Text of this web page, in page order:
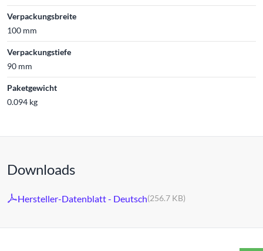
Verpackungsbreite
100 mm
Verpackungstiefe
90 mm
Paketgewicht
0.094 kg
Downloads
Hersteller-Datenblatt - Deutsch(256.7 KB)